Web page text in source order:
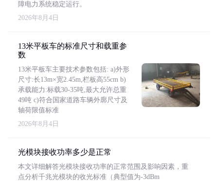
障电力系统稳定运行。
2026年8月4日
13米平板车的标准尺寸和载重参
数
13米平板车主要技术参数包括: a)外形
尺寸:长13m×宽2.45m,栏板高55cm b)
承载能力:标载30-35吨,最大允许总重
49吨 c)符合国家道路车辆外廓尺寸及
轴荷限值标准
2026年8月4日
光模块接收功率多少是正常
本文详细解答光模块接收功率的正常范围及影响因素，重
点分析千兆光模块的收光标准（典型值为-3dBm